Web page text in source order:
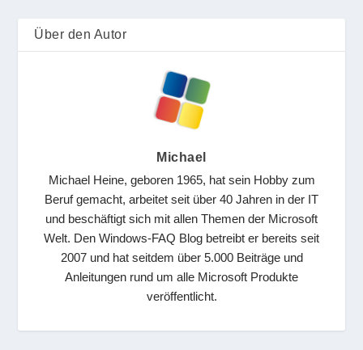
Über den Autor
Michael
Michael Heine, geboren 1965, hat sein Hobby zum
Beruf gemacht, arbeitet seit über 40 Jahren in der IT
und beschäftigt sich mit allen Themen der Microsoft
Welt. Den Windows-FAQ Blog betreibt er bereits seit
2007 und hat seitdem über 5.000 Beiträge und
Anleitungen rund um alle Microsoft Produkte
veröffentlicht.